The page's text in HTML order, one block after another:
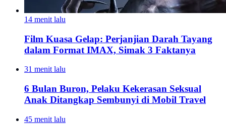
14 menit lalu
Film Kuasa Gelap: Perjanjian Darah Tayang
dalam Format IMAX, Simak 3 Faktanya
31 menit lalu
6 Bulan Buron, Pelaku Kekerasan Seksual
Anak Ditangkap Sembunyi di Mobil Travel
45 menit lalu